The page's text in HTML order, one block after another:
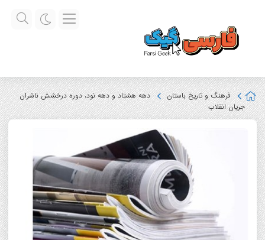
فرهنگ و تاریخ باستان
دهه هشتاد و دهه نود، دوره درخشش ناشران
جریان انقلاب